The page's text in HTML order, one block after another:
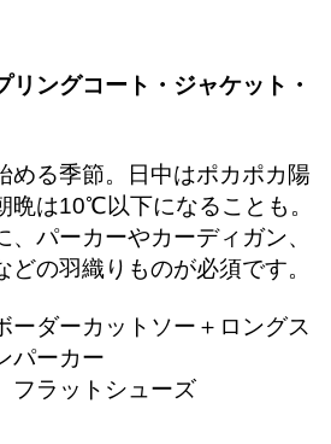
リングコート・ジャケット・
める季節。日中はポカポカ陽
晩は10℃以下になることも。
パーカーやカーディガン、
どの羽織りものが必須です。
ーダーカットソー＋ロングス
パーカー
フラットシューズ